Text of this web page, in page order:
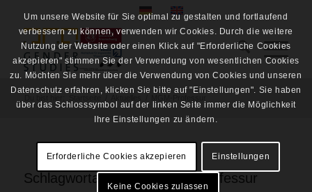
Schlagwortarchiv für:MGM-Professur
Um unsere Website für Sie optimal zu gestalten und fortlaufend
verbessern zu können, verwenden wir Cookies. Durch die weitere
Nutzung der Website oder einen Klick auf "Erforderliche Cookies
akzepieren" stimmen Sie der Verwendung von wesentlichen Cookies
zu. Möchten Sie mehr über die Verwendung von Cookies und unseren
Datenschutz erfahren, klicken Sie bitte auf "Einstellungen". Sie haben
über das Schlosssymbol auf der linken Seite immer die Möglichkeit
Ihre Einstellungen zu ändern.
Erforderliche Cookies akzepieren Einstellungen
Keine Cookies zulassen